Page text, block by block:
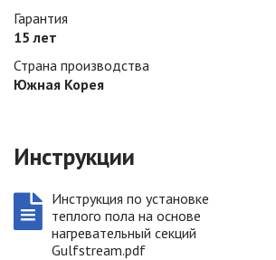
Гарантия
15 лет
Страна производства
Южная Корея
Инструкции
Инструкция по установке
теплого пола на основе
нагревательный секций
Gulfstream.pdf